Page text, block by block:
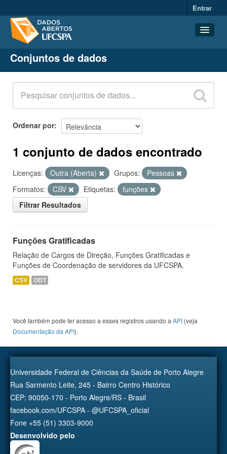
Entrar
Conjuntos de dados
Organizações
Grupos
Sobre
Conjuntos de dados
Ordenar por
1 conjunto de dados encontrado
Licenças: Outra (Aberta) Grupos:
Pessoas
Formatos:
CSV Etiquetas:
funções
Filtrar Resultados
Funções Gratificadas
Relação de Cargos de Direção, Funções Gratificadas e
Funções de Coordenação de servidores da UFCSPA.
CSV ODT
Você também pode ter acesso a esses registros usando a API (veja
Documentação da API).
Universidade Federal de Ciências da Saúde de Porto Alegre
Rua Sarmento Leite, 245 - Bairro Centro Histórico
CEP: 90050-170 - Porto Alegre/RS - Brasil
facebook.com/UFCSPA - @UFCSPA_oficial
Fone +55 (51) 3303-9000
Desenvolvido pelo